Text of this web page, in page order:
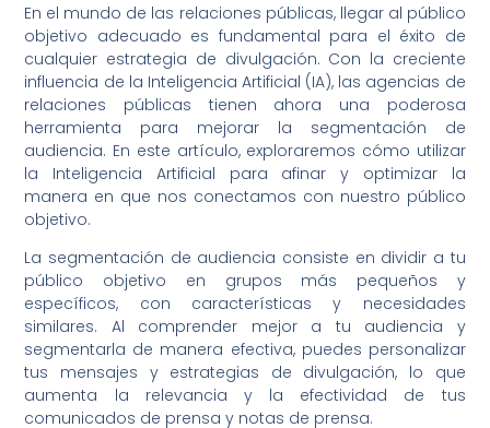
En el mundo de las relaciones públicas, llegar al público
objetivo adecuado es fundamental para el éxito de
cualquier estrategia de divulgación. Con la creciente
influencia de la Inteligencia Artificial (IA), las agencias de
relaciones públicas tienen ahora una poderosa
herramienta para mejorar la segmentación de
audiencia. En este artículo, exploraremos cómo utilizar
la Inteligencia Artificial para afinar y optimizar la
manera en que nos conectamos con nuestro público
objetivo.
La segmentación de audiencia consiste en dividir a tu
público objetivo en grupos más pequeños y
específicos, con características y necesidades
similares. Al comprender mejor a tu audiencia y
segmentarla de manera efectiva, puedes personalizar
tus mensajes y estrategias de divulgación, lo que
aumenta la relevancia y la efectividad de tus
comunicados de prensa y notas de prensa.